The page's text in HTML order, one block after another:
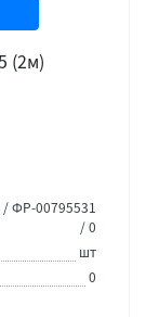
(2м)
/ ФР-00795531
/ 0
шт
0